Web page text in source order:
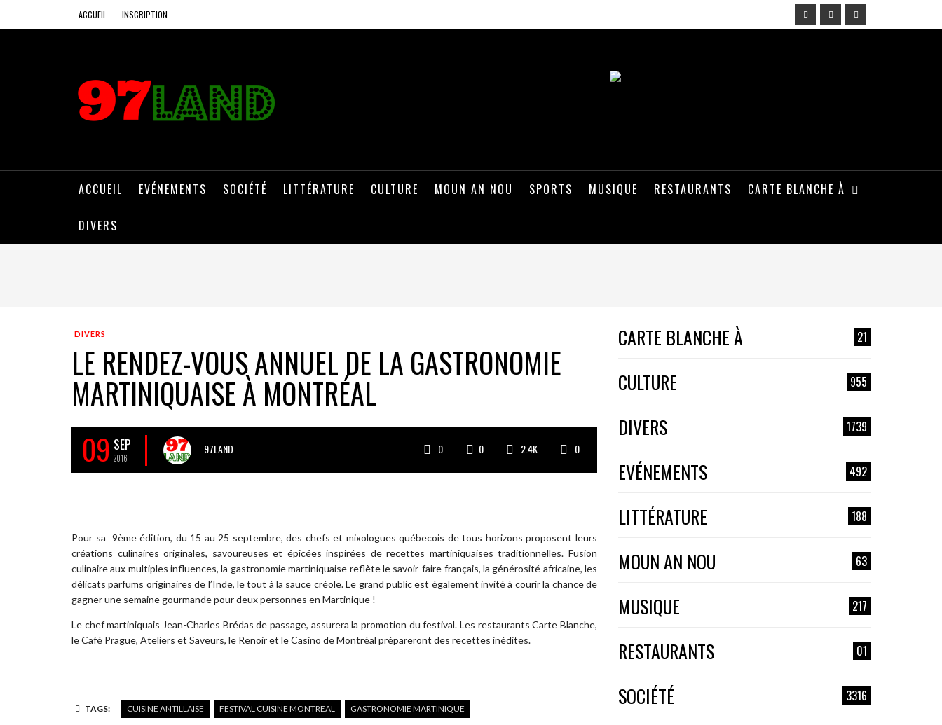
ACCUEIL INSCRIPTION
ACCUEIL EVÉNEMENTS SOCIÉTÉ LITTÉRATURE CULTURE MOUN AN NOU SPORTS MUSIQUE RESTAURANTS CARTE BLANCHE À
DIVERS
DIVERS
LE RENDEZ-VOUS ANNUEL DE LA GASTRONOMIE
MARTINIQUAISE À MONTRÉAL
09 SEP
2016
97LAND 0 0 2.4K 0
Pour sa 9ème édition, du 15 au 25 septembre, des chefs et mixologues québecois de tous horizons proposent leurs
créations culinaires originales, savoureuses et épicées inspirées de recettes martiniquaises traditionnelles. Fusion
culinaire aux multiples influences, la gastronomie martiniquaise reflète le savoir-faire français, la générosité africaine, les
délicats parfums originaires de l’Inde, le tout à la sauce créole. Le grand public est également invité à courir la chance de
gagner une semaine gourmande pour deux personnes en Martinique !
Le chef martiniquais Jean-Charles Brédas­­ de passage, assurera la promotion du festival. Les restaurants Carte Blanche,
le Café Prague, Ateliers et Saveurs­­, le Renoir et le Casino de Montréal prépareront des recettes inédites.
TAGS: CUISINE ANTILLAISE FESTIVAL CUISINE MONTREAL GASTRONOMIE MARTINIQUE
CARTE BLANCHE À 21
CULTURE 955
DIVERS 1739
EVÉNEMENTS 492
LITTÉRATURE 188
MOUN AN NOU 63
MUSIQUE 217
RESTAURANTS 01
SOCIÉTÉ 3316